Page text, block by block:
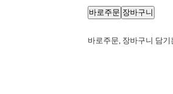
바로주문, 장바구니 담